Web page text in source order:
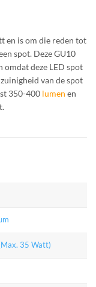
en is om die reden tot
spot. Deze GU10
omdat deze LED spot
van de spot
350-400 lumen en
35 Watt)